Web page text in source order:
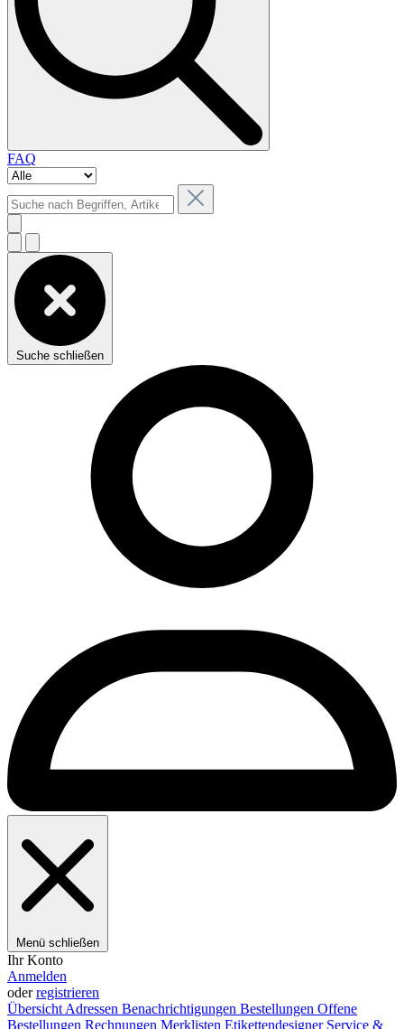
FAQ
Suche schließen
Menü schließen
Ihr Konto
Anmelden
oderregistrieren
Übersicht Adressen Benachrichtigungen Bestellungen Offene
Bestellungen Rechnungen Merklisten Etikettendesigner Service &